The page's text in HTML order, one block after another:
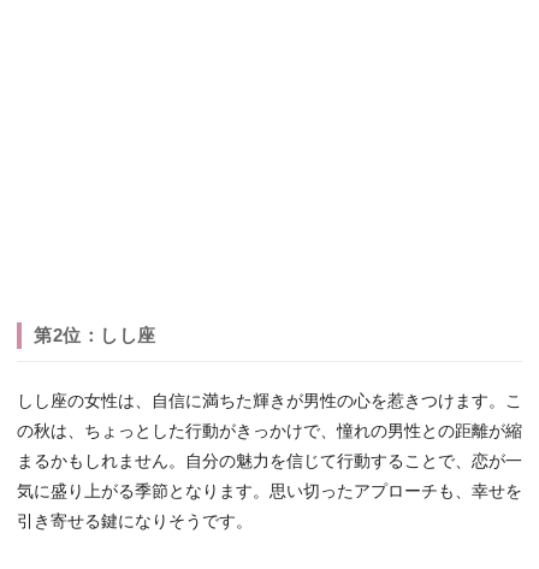
第2位：しし座
しし座の女性は、自信に満ちた輝きが男性の心を惹きつけます。こ
の秋は、ちょっとした行動がきっかけで、憧れの男性との距離が縮
まるかもしれません。自分の魅力を信じて行動することで、恋が一
気に盛り上がる季節となります。思い切ったアプローチも、幸せを
引き寄せる鍵になりそうです。